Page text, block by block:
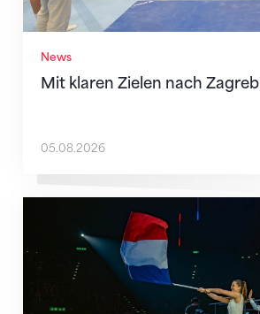
News
Mit klaren Zielen nach Zagreb
05.08.2026
Team Frankreich ist komplett